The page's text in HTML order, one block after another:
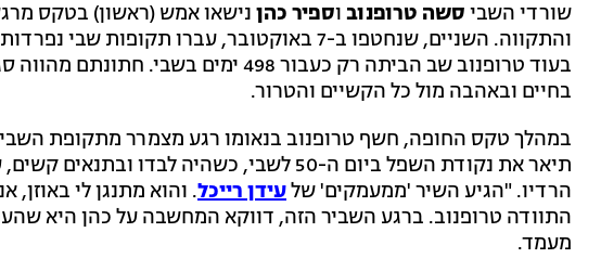
שורדי השבי סשה טרופנוב וספיר כהן נישאו אמש (ראשון) בטקס
בעוד טרופנוב שב הביתה רק כעבור 498
בחיים ובאהבה מול כל הקשיים והטרור.
במהלך טקס החופה, חשף טרופנוב בנאומו רגע מצמרר מתקופת
תיאר את נקודת השפל ביום ה-50 לשבי, כשהיה
הרדיו. "הגיע השיר 'ממעמקים' שלעידן רייכל. והוא מתנגן לי באוזן,
התוודה טרופנוב. ברגע השביר הזה, דווקא המחשבה על כהן היא
מעמד.